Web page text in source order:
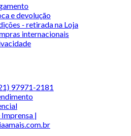
e devolução
- retirada na Loja
internacionais
97971-2181
|